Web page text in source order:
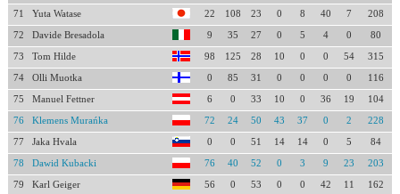
71 Yuta Watase 22 108 23 0 8 40 7 208
72 Davide Bresadola 9 35 27 0 5 4 0 80
73 Tom Hilde 98 125 28 10 0 0 54 315
74 Olli Muotka 0 85 31 0 0 0 0 116
75 Manuel Fettner 6 0 33 10 0 36 19 104
76 Klemens Murańka 72 24 50 43 37 0 2 228
77 Jaka Hvala 0 0 51 14 14 0 5 84
78 Dawid Kubacki 76 40 52 0 3 9 23 203
79 Karl Geiger 56 0 53 0 0 42 11 162